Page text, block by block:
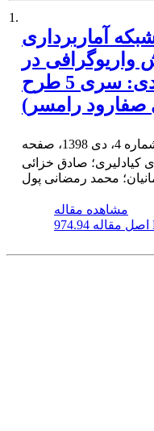
1.
آماربرداری
واریوگرافی در
زمین‌آمار (بررسی موردی: سری 5 طرح
صفارود رامسر)
کیادلیری؛ صادق خزائی
محمد رمضانی پول
مشاهده مقاله
اصل مقاله